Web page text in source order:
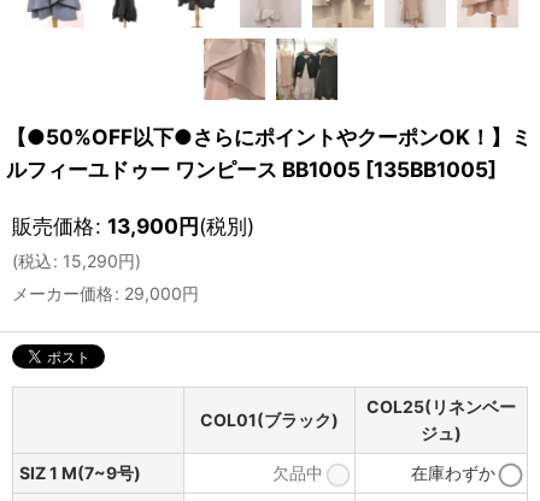
【●50%OFF以下●さらにポイントやクーポンOK！】ミ
ルフィーユドゥー ワンピース BB1005 [135BB1005]
販売価格: 13,900円(税別)
(税込: 15,290円)
メーカー価格: 29,000円
COL01(ブラック)
COL25(リネンベー
ジュ)
SIZ 1 M(7~9号)
欠品中
在庫わずか